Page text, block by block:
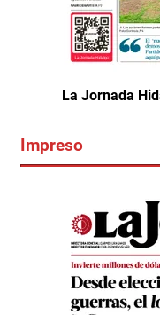
La Jornada
Impreso